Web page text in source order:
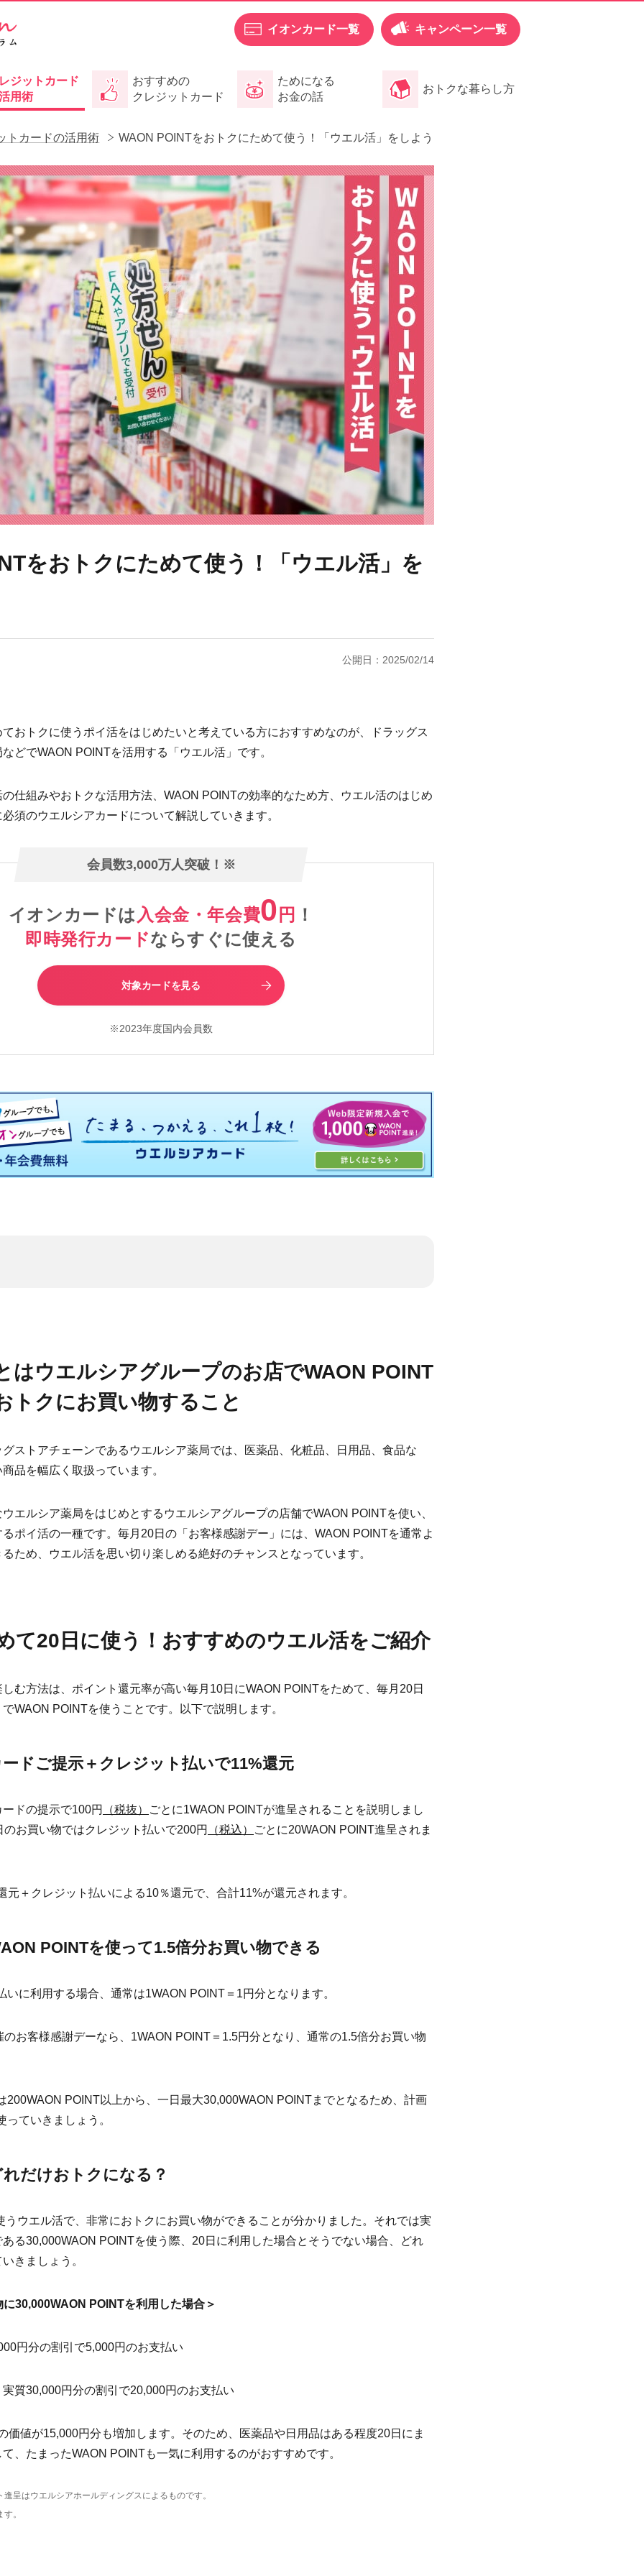
イオンカード一覧 キャンペーン一覧
ジットカード
用術
おすすめの
クレジットカード
ためになる
お金の話
おトクな暮らし方
トカードの活用術 WAON POINTをおトクにためて使う！「ウエル活」をしよう
をおトクにためて使う！「ウエル活」を
公開日：2025/02/14
おトクに使うポイ活をはじめたいと考えている方におすすめなのが、ドラッグス
どでWAON POINTを活用する「ウエル活」です。
仕組みやおトクな活用方法、WAON POINTの効率的なため方、ウエル活のはじめ
須のウエルシアカードについて解説していきます。
会員数3,000万人突破！※
イオンカードは 入会金・年会費0 円 ！
即時発行カードならすぐに使える
対象カードを見る
※2023年度国内会員数
はウエルシアグループのお店でWAON POINT
トクにお買い物すること
ストアチェーンであるウエルシア薬局では、医薬品、化粧品、日用品、食品な
品を幅広く取扱っています。
エルシア薬局をはじめとするウエルシアグループの店舗でWAON POINTを使い、
ポイ活の一種です。毎月20日の「お客様感謝デー」には、WAON POINTを通常よ
ため、ウエル活を思い切り楽しめる絶好のチャンスとなっています。
て20日に使う！おすすめのウエル活をご紹介
む方法は、ポイント還元率が高い毎月10日にWAON POINTをためて、毎月20日
WAON POINTを使うことです。以下で説明します。
ドご提示＋クレジット払いで11%還元
ドの提示で100円 （税抜）
ごとに1WAON POINTが進呈されることを説明しまし
お買い物ではクレジット払いで200円
（税込） ごとに20WAON POINT進呈されま
元＋クレジット払いによる10％還元で、合計11%が還元されます。
POINTを使って1.5倍分お買い物できる
いに利用する場合、通常は1WAON POINT＝1円分となります。
お客様感謝デーなら、1WAON POINT＝1.5円分となり、通常の1.5倍分お買い物
200WAON POINT以上から、一日最大30,000WAON POINTまでとなるため、計画
っていきましょう。
だけおトクになる？
うウエル活で、非常におトクにお買い物ができることが分かりました。それでは実
る30,000WAON POINTを使う際、20日に利用した場合とそうでない場合、どれ
きましょう。
30,000WAON POINTを利用した場合＞
円分の割引で5,000円のお支払い
質30,000円分の割引で20,000円のお支払い
価値が15,000円分も増加します。そのため、医薬品や日用品はある程度20日にま
、たまったWAON POINTも一気に利用するのがおすすめです。
呈はウエルシアホールディングスによるものです。
。